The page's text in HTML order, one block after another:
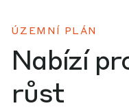
ÚZEMNÍ PLÁN
Nabízí
růst